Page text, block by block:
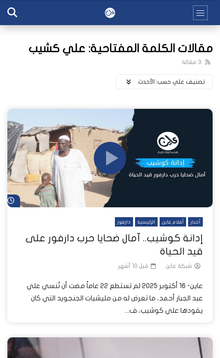
مقالات الكلمة المفتاحية: علي كشيب
3 مقالة
تصنيف علي حسب: اﻷحدث
أخبار أفلام عاين الرئيسية دارفور
إدانة كوشيب.. آمال ضحايا حرب دارفور على
قيد الحياة
شبكة عاين قبل 10 أشهر
عاين- 16 أكتوبر 2025 لم تستطع 22 عاماً مضت أن تُنسي علي
عبد الجبار أحمد، ما تعرض له من مليشيات الجنجويد التي كان
يقودها علي كوشيب، ف...